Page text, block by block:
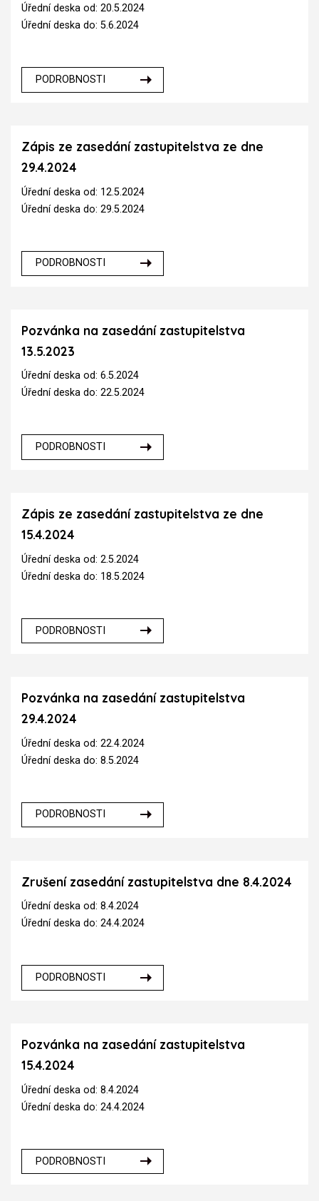
Úřední deska od: 20.5.2024
Úřední deska do: 5.6.2024
PODROBNOSTI
Zápis ze zasedání zastupitelstva ze dne
29.4.2024
Úřední deska od: 12.5.2024
Úřední deska do: 29.5.2024
PODROBNOSTI
Pozvánka na zasedání zastupitelstva
13.5.2023
Úřední deska od: 6.5.2024
Úřední deska do: 22.5.2024
PODROBNOSTI
Zápis ze zasedání zastupitelstva ze dne
15.4.2024
Úřední deska od: 2.5.2024
Úřední deska do: 18.5.2024
PODROBNOSTI
Pozvánka na zasedání zastupitelstva
29.4.2024
Úřední deska od: 22.4.2024
Úřední deska do: 8.5.2024
PODROBNOSTI
Zrušení zasedání zastupitelstva dne 8.4.2024
Úřední deska od: 8.4.2024
Úřední deska do: 24.4.2024
PODROBNOSTI
Pozvánka na zasedání zastupitelstva
15.4.2024
Úřední deska od: 8.4.2024
Úřední deska do: 24.4.2024
PODROBNOSTI